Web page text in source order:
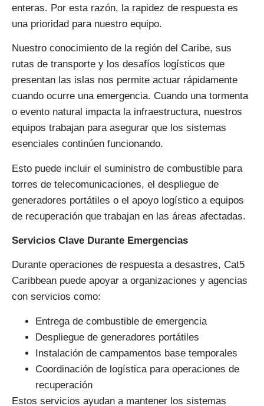
enteras. Por esta razón, la rapidez de respuesta es
una prioridad para nuestro equipo.
Nuestro conocimiento de la región del Caribe, sus
rutas de transporte y los desafíos logísticos que
presentan las islas nos permite actuar rápidamente
cuando ocurre una emergencia. Cuando una tormenta
o evento natural impacta la infraestructura, nuestros
equipos trabajan para asegurar que los sistemas
esenciales continúen funcionando.
Esto puede incluir el suministro de combustible para
torres de telecomunicaciones, el despliegue de
generadores portátiles o el apoyo logístico a equipos
de recuperación que trabajan en las áreas afectadas.
Servicios Clave Durante Emergencias
Durante operaciones de respuesta a desastres, Cat5
Caribbean puede apoyar a organizaciones y agencias
con servicios como:
Entrega de combustible de emergencia
Despliegue de generadores portátiles
Instalación de campamentos base temporales
Coordinación de logística para operaciones de
recuperación
Estos servicios ayudan a mantener los sistemas